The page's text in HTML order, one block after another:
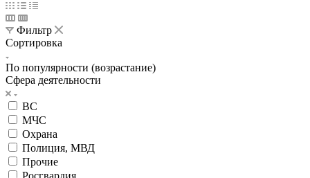
Фильтр
Сортировка
По популярности (возрастание)
Сфера деятельности
ВС
МЧС
Охрана
Полиция, МВД
Прочие
Росгвардия